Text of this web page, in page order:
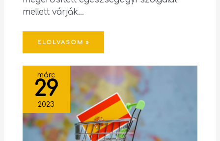
mellett várják…
ELOLVASOM »
márc
29
2023